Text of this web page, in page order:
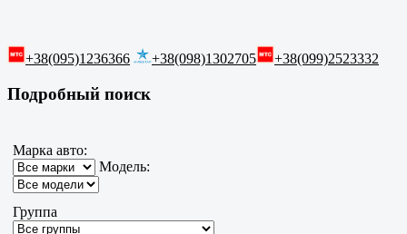
+38(095)1236366 +38(098)1302705 +38(099)2523332
Подробный поиск
Марка авто:
Модель:
Группа